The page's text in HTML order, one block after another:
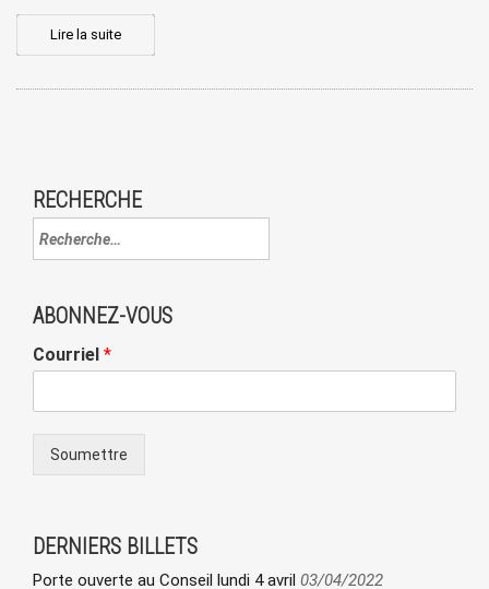
Lire la suite
RECHERCHE
ABONNEZ-VOUS
Courriel *
Soumettre
DERNIERS BILLETS
Porte ouverte au Conseil lundi 4 avril 03/04/2022